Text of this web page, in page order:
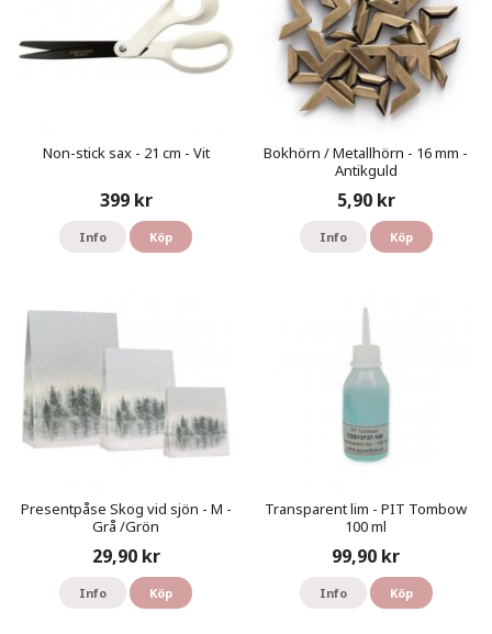
Non-stick sax - 21 cm - Vit
399 kr
Info Köp
Bokhörn / Metallhörn - 16 mm -
Antikguld
5,90 kr
Info Köp
Presentpåse Skog vid sjön - M -
Grå /Grön
29,90 kr
Info Köp
Transparent lim - PIT Tombow
100 ml
99,90 kr
Info Köp